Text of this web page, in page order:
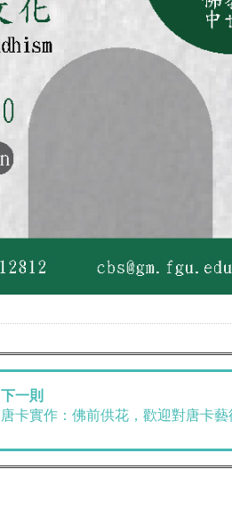
下一則
唐卡實作：佛前供花，歡迎對唐卡